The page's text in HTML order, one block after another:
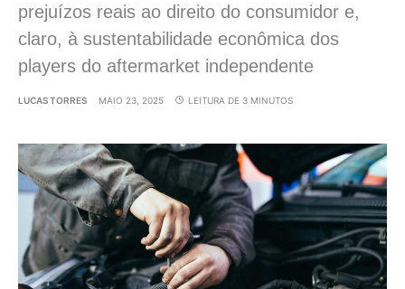
prejuízos reais ao direito do consumidor e,
claro, à sustentabilidade econômica dos
players do aftermarket independente
LUCAS TORRES MAIO 23, 2025 LEITURA DE 3 MINUTOS